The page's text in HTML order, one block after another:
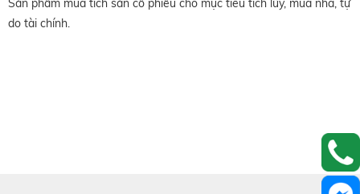
Sản phẩm mua tích sản cổ phiếu cho mục tiêu tích lũy, mua nhà, tự
do tài chính.